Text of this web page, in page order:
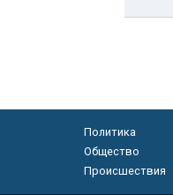
Политика
Общество
Происшествия